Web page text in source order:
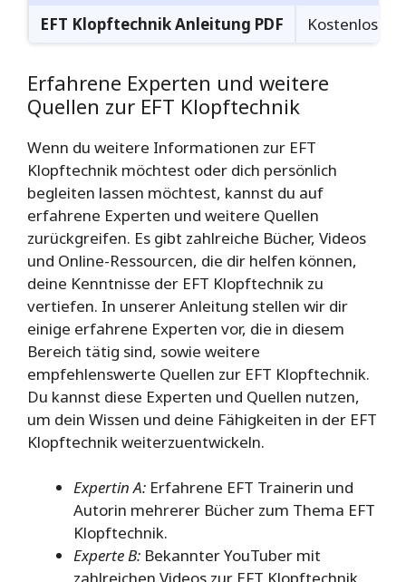
EFT Klopftechnik Anleitung PDF
Kostenlos
Erfahrene Experten und weitere
Quellen zur EFT Klopftechnik
Wenn du weitere Informationen zur EFT
Klopftechnik möchtest oder dich persönlich
begleiten lassen möchtest, kannst du auf
erfahrene Experten und weitere Quellen
zurückgreifen. Es gibt zahlreiche Bücher, Videos
und Online-Ressourcen, die dir helfen können,
deine Kenntnisse der EFT Klopftechnik zu
vertiefen. In unserer Anleitung stellen wir dir
einige erfahrene Experten vor, die in diesem
Bereich tätig sind, sowie weitere
empfehlenswerte Quellen zur EFT Klopftechnik.
Du kannst diese Experten und Quellen nutzen,
um dein Wissen und deine Fähigkeiten in der EFT
Klopftechnik weiterzuentwickeln.
Expertin A: Erfahrene EFT Trainerin und
Autorin mehrerer Bücher zum Thema EFT
Klopftechnik.
Experte B: Bekannter YouTuber mit